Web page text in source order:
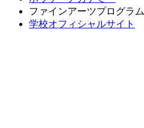
ファインアーツプログラム
学校オフィシャルサイト